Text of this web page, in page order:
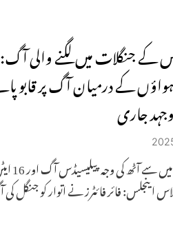
ہواؤں کے درمیان آگ پر قابو
جاری
مرنے
اینجلس: فائر فائٹرز نے اتوار کو